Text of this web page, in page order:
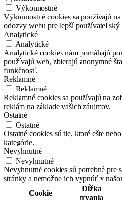
Výkonnostné
Výkonnostné cookies sa používajú
odozvy webu pre lepší používateľský
Analytické
Analytické
Analytické cookies nám pomáhajú
používajú web, zbierajú anonymné
funkčnosť.
Reklamné
Reklamné
Reklamné cookies sa používajú na
reklám na základe vašich záujmov.
Ostatné
Ostatné
Ostatné cookies sú tie, ktoré ešte
kategórie.
Nevyhnutné
Nevyhnutné
Nevyhnutné cookies sú potrebné pre
stránky a nemožno ich vypnúť v
Cookie
Dĺžka
trvania